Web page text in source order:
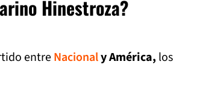
Hinestroza?
entreNacionaly América, los